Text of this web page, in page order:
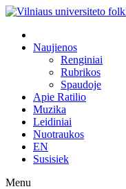
Naujienos
Renginiai
Rubrikos
Spaudoje
Apie Ratilio
Muzika
Leidiniai
Nuotraukos
EN
Susisiek
Menu